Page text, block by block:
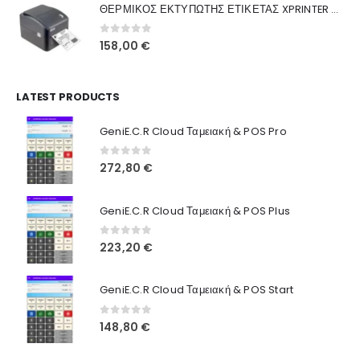
160,00 €. είναι:
ΘΕΡΜΙΚΟΣ ΕΚΤΥΠΩΤΗΣ ΕΤΙΚΕΤΑΣ XPRINTER XP-420B
0out of 5
158,00 €
LATEST PRODUCTS
GeniE.C.R Cloud Ταμειακή & POS Pro
0out of 5
272,80 €
GeniE.C.R Cloud Ταμειακή & POS Plus
0out of 5
223,20 €
GeniE.C.R Cloud Ταμειακή & POS Start
0out of 5
148,80 €
Γιατί Εμάς
Blog
Όροι Χρήσης
Τρόποι Αγοράς
Τρόποι Πληρωμής
Τρόποι Αποστολής
Ασφάλεια Πληρωμών
© INTEPROF 2025